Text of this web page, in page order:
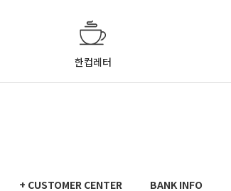
한컵레터
+ CUSTOMER CENTER BANK INFO